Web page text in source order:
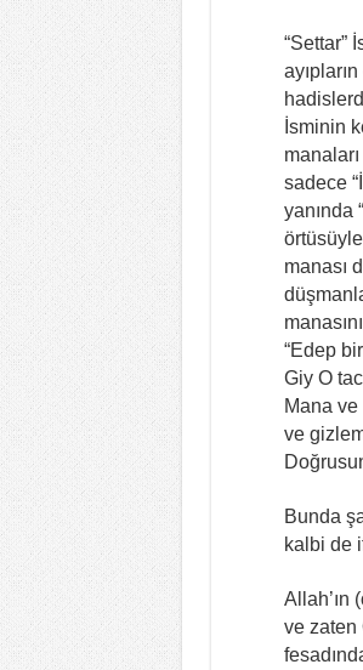
“Settar”
İsminin
sadece
yanında
manası
“Edep
Giy O
Mana ve
ve
Bunda
kalbi de
Allah’ın
ve zaten